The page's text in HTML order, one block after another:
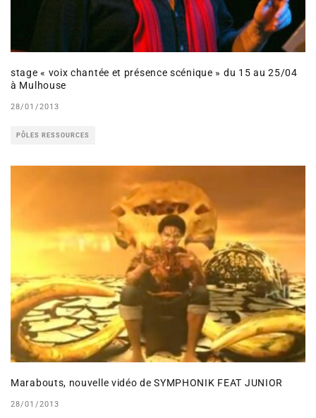
stage « voix chantée et présence scénique » du 15 au 25/04
à Mulhouse
28/01/2013
PÔLES RESSOURCES
Marabouts, nouvelle vidéo de SYMPHONIK FEAT JUNIOR
28/01/2013